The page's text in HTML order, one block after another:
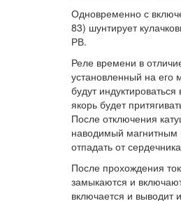
Одновременно с
83) шунтирует
РВ.
Реле времени в
установленный на его
будут
якорь будет
После отключения
наводимый магнитным
отпадать от
После прохождения
замыкаются и
включается и выводит